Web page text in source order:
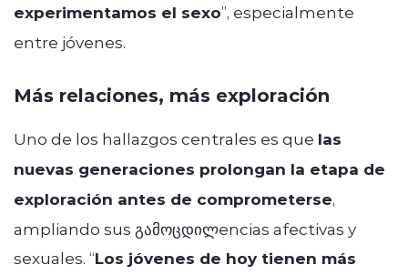
experimentamos el sexo”, especialmente
entre jóvenes.
Más relaciones, más exploración
Uno de los hallazgos centrales es que las
nuevas generaciones prolongan la etapa de
exploración antes de comprometerse,
ampliando sus გამოცდილencias afectivas y
sexuales. “Los jóvenes de hoy tienen más